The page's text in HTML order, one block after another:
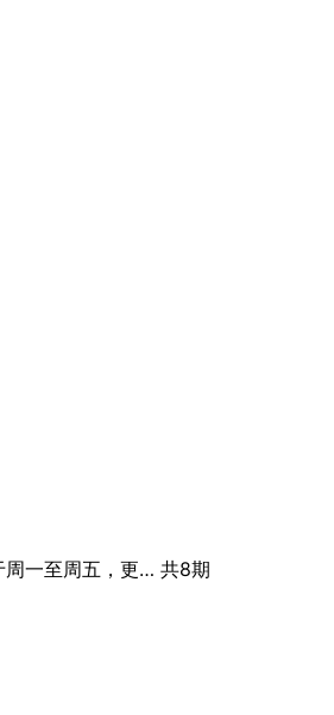
周一至周五，更… 共8期